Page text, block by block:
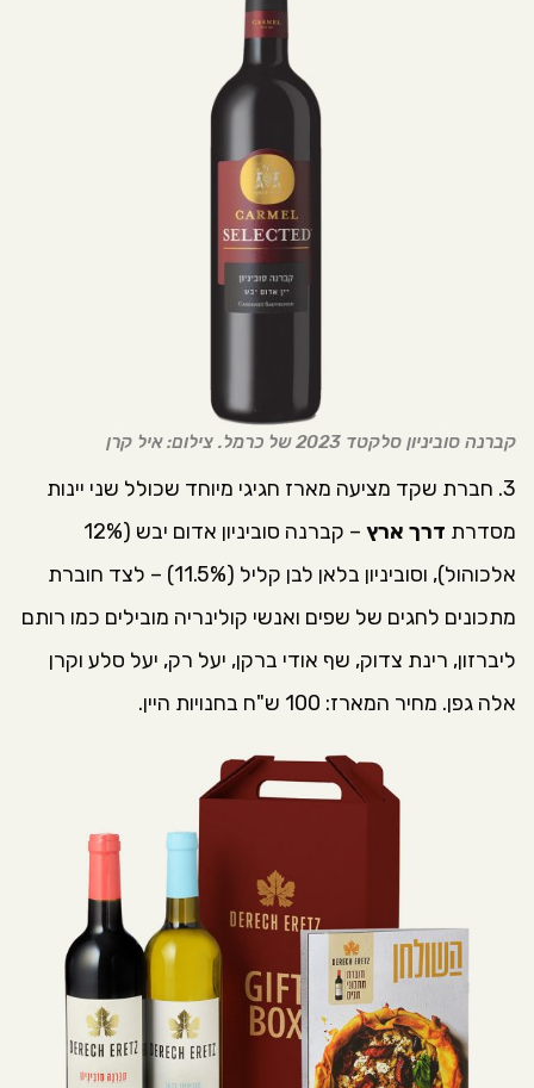
קברנה סוביניון סלקטד 2023 של כרמל. צילום: איל קרן
3. חברת שקד מציעה מארז חגיגי מיוחד שכולל שני יינות
מסדרת דרך ארץ
– קברנה סוביניון אדום יבש (12%
אלכוהול), וסוביניון בלאן לבן קליל (11.5%) – לצד חוברת
מתכונים לחגים של שפים ואנשי קולינריה מובילים כמו רותם
ליברזון, רינת צדוק, שף אודי ברקן, יעל רק, יעל סלע וקרן
אלה גפן. מחיר המארז: 100 ש"ח בחנויות היין.